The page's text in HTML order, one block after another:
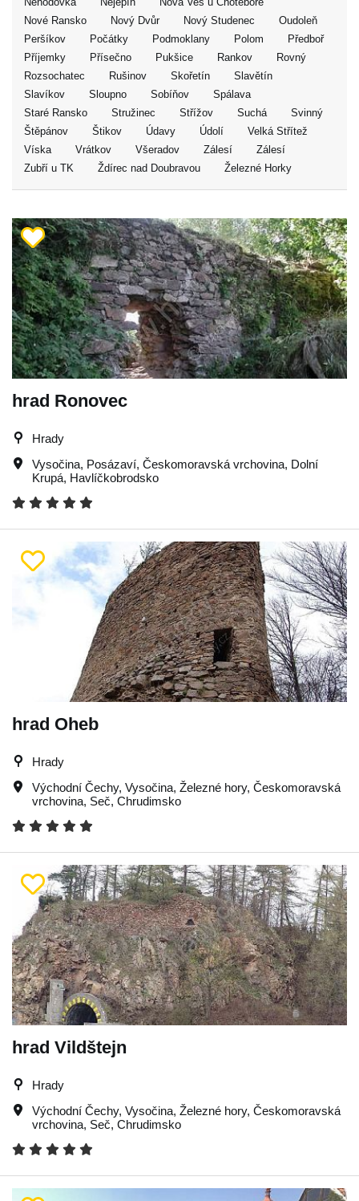
Nové Ransko
Nový Dvůr Nový Studenec
Oudoleň
Peršíkov
Počátky Podmoklany Polom
Předboř
Příjemky
Přísečno Pukšice Rankov
Rovný
Rozsochatec
Rušinov Skořetín
Slavětín
Slavíkov
Sloupno Sobíňov
Spálava
Staré Ransko
Stružinec Střížov Suchá
Svinný
Štěpánov
Štikov Údavy Údolí
Velká Střítež
Víska
Vrátkov Všeradov Zálesí
Zálesí
Zubří u TK
Ždírec nad Doubravou Železné Horky
hrad Ronovec
Hrady
Vysočina, Posázaví, Českomoravská vrchovina, Dolní
Krupá, Havlíčkobrodsko
hrad Oheb
Hrady
Východní Čechy, Vysočina, Železné hory, Českomoravská
vrchovina, Seč, Chrudimsko
hrad Vildštejn
Hrady
Východní Čechy, Vysočina, Železné hory, Českomoravská
vrchovina, Seč, Chrudimsko